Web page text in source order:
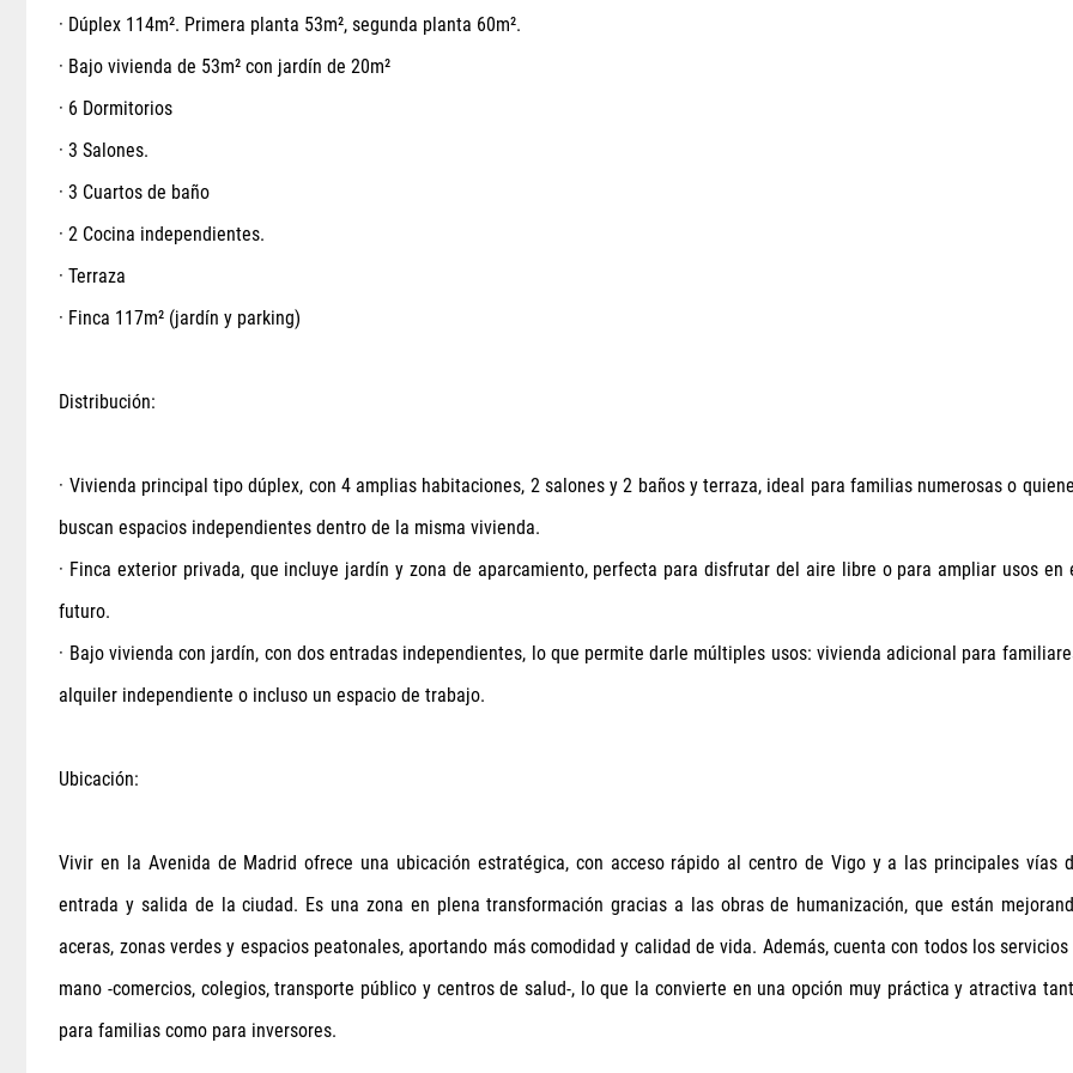
· Dúplex 114m². Primera planta 53m², segunda planta 60m².
· Bajo vivienda de 53m² con jardín de 20m²
· 6 Dormitorios
· 3 Salones.
· 3 Cuartos de baño
· 2 Cocina independientes.
· Terraza
· Finca 117m² (jardín y parking)
Distribución:
· Vivienda principal tipo dúplex, con 4 amplias habitaciones, 2 salones y 2 baños y terraza, ideal para familias numerosas o
buscan espacios independientes dentro de la misma vivienda.
· Finca exterior privada, que incluye jardín y zona de aparcamiento, perfecta para disfrutar del aire libre o para ampliar usos en
futuro.
· Bajo vivienda con jardín, con dos entradas independientes, lo que permite darle múltiples usos: vivienda adicional para
alquiler independiente o incluso un espacio de trabajo.
Ubicación:
Vivir en la Avenida de Madrid ofrece una ubicación estratégica, con acceso rápido al centro de Vigo y a las principales vías
entrada y salida de la ciudad. Es una zona en plena transformación gracias a las obras de humanización, que están
aceras, zonas verdes y espacios peatonales, aportando más comodidad y calidad de vida. Además, cuenta con todos los servicios
mano -comercios, colegios, transporte público y centros de salud-, lo que la convierte en una opción muy práctica y atractiva
para familias como para inversores.